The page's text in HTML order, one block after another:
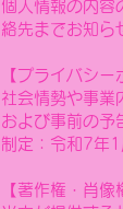
個人情報の内容
絡先までお知ら
【プライバシー
社会情勢や事業
および事前の予
制定：令和7年
【著作権・肖像